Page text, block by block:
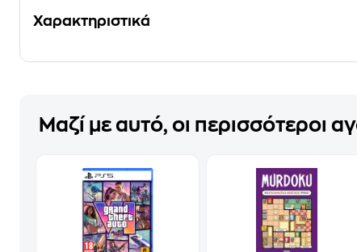
Χαρακτηριστικά
Μαζί με αυτό, οι περισσότεροι